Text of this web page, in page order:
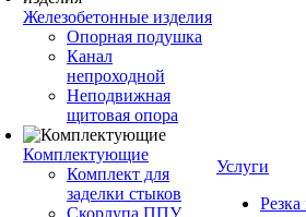
Железобетонные изделия
Опорная подушка
Канал
непроходной
Неподвижная
щитовая опора
Комплектующие
Комплект для
заделки стыков
Скорлупа ППУ
Услуги
Резка